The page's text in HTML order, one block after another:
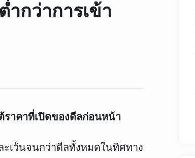
กว่าการเข้า
ราคาที่เปิดของดีลก่อนหน้า
เว้นจนกว่าดีลทั้งหมดในทิศทาง